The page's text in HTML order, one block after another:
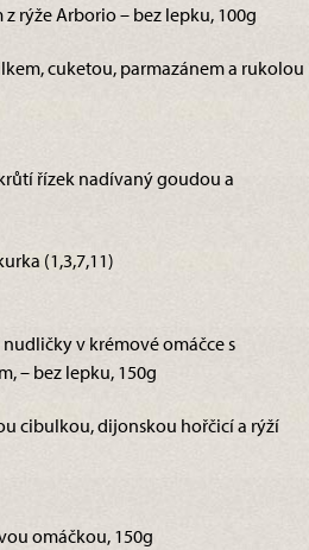
rýže Arborio – bez lepku, 100g
cuketou, parmazánem a rukolou
řízek nadívaný goudou a
(1,3,7,11)
nudličky v krémové omáčce s
– bez lepku, 150g
cibulkou, dijonskou hořčicí a rýží
omáčkou, 150g